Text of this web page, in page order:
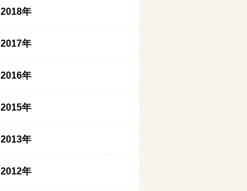
2018年
2017年
2016年
2015年
2013年
2012年